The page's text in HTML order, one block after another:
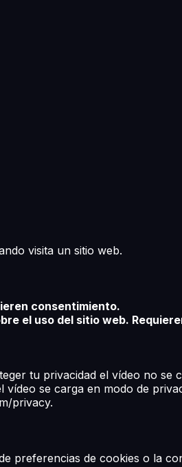
visita un sitio web.
consentimiento.
el uso del sitio web.
tu privacidad el vídeo no
se carga en modo de
privacy.
preferencias de cookies o la